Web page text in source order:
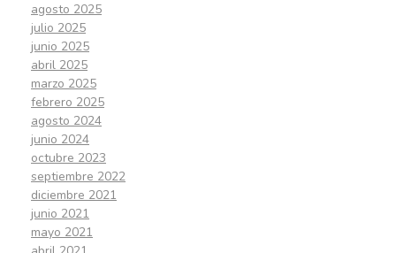
agosto 2025
julio 2025
junio 2025
abril 2025
marzo 2025
febrero 2025
agosto 2024
junio 2024
octubre 2023
septiembre 2022
diciembre 2021
junio 2021
mayo 2021